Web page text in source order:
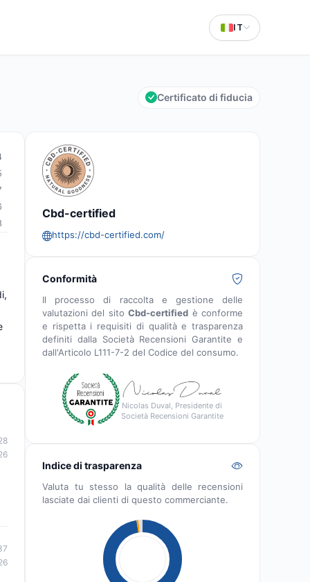
IT
Certificato di fiducia
Cbd-certified
https://cbd-certified.com/
Conformità
Il processo di raccolta e gestione delle
valutazioni del sitoCbd-certified è conforme
e rispetta i requisiti di qualità e trasparenza
definiti dalla Società Recensioni Garantite e
dall'Articolo L111-7-2 del Codice del consumo.
Nicolas Duval, Presidente di
Società Recensioni Garantite
Indice di trasparenza
Valuta tu stesso la qualità delle recensioni
lasciate dai clienti di questo commerciante.